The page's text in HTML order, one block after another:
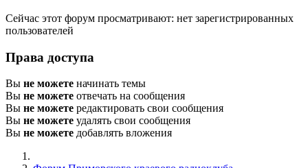
Сейчас этот форум просматривают: нет зарегистрированных
пользователей
Права доступа
Вы не можете начинать темы
Вы не можете отвечать на сообщения
Вы не можете редактировать свои сообщения
Вы не можете удалять свои сообщения
Вы не можете добавлять вложения